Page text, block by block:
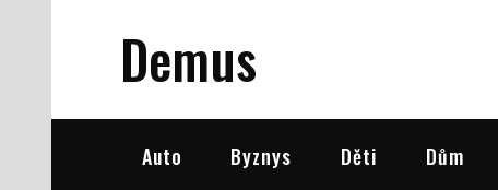
Demus
Auto Byznys Děti Dům